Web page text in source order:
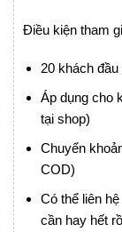
Điều kiện tham
20 khách
Áp dụng cho
tại shop)
Chuyển
COD)
Có thể liên
cần hay hết